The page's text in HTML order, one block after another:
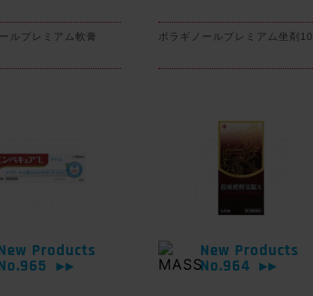
ルプレミアム軟膏 ボラギノールプレミアム坐剤10
New Products
▶▶
New Products
No.964
▶▶